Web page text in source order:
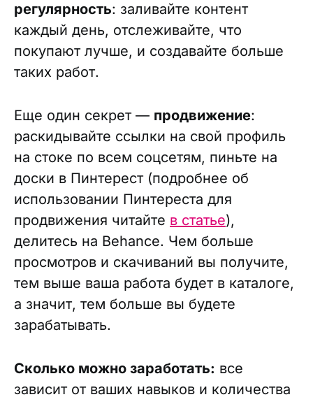
регулярность: заливайте контент
каждый день, отслеживайте, что
покупают лучше, и создавайте больше
таких работ.
Еще один секрет — продвижение:
раскидывайте ссылки на свой профиль
на стоке по всем соцсетям, пиньте на
доски в Пинтерест (подробнее об
использовании Пинтереста для
продвижения читайте в статье),
делитесь на Behance. Чем больше
просмотров и скачиваний вы получите,
тем выше ваша работа будет в каталоге,
а значит, тем больше вы будете
зарабатывать.
Сколько можно заработать: все
зависит от ваших навыков и количества